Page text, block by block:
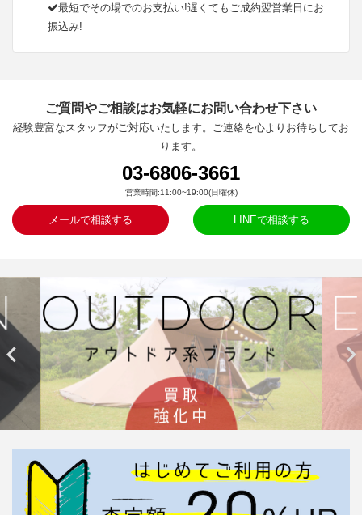
最短でその場でのお支払い!遅くてもご成約翌営業日にお
振込み!
ご質問やご相談はお気軽にお問い合わせ下さい
経験豊富なスタッフがご対応いたします。ご連絡を心よりお待ちしてお
ります。
03-6806-3661
営業時間:11:00~19:00(日曜休)
メールで相談する LINEで相談する
 